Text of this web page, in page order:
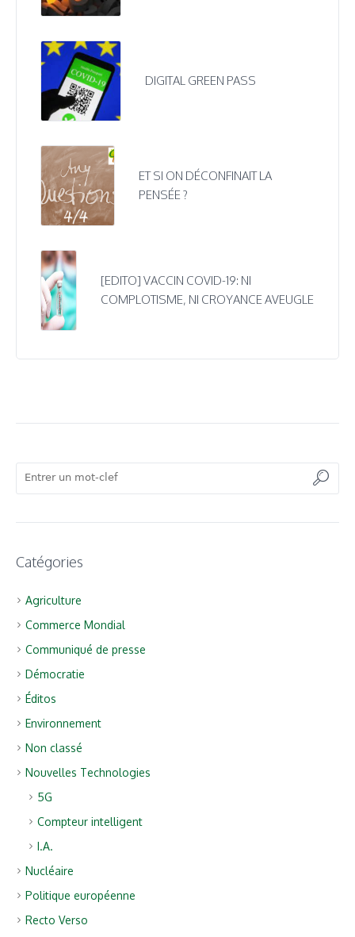
DIGITAL GREEN PASS
ET SI ON DÉCONFINAIT LA
PENSÉE ?
[EDITO] VACCIN COVID-19: NI
COMPLOTISME, NI CROYANCE AVEUGLE
Catégories
Agriculture
Commerce Mondial
Communiqué de presse
Démocratie
Éditos
Environnement
Non classé
Nouvelles Technologies
5G
Compteur intelligent
I.A.
Nucléaire
Politique européenne
Recto Verso